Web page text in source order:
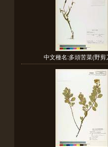
中文種名:多頭苦菜(野剪